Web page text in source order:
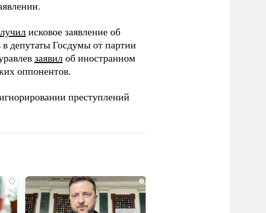
исковое заявление об
в депутаты Госдумы от партии
заявил об иностранном
оппонентов.
преступлений
i i